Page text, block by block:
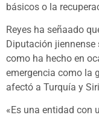
básicos o la
Reyes ha señaado
Diputación jiennense
como ha hecho en
emergencia como la
afectó a Turquía y
«Es una entidad con